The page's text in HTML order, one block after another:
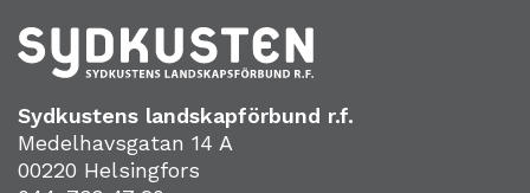
Sydkustens landskapförbund r.f.
Medelhavsgatan 14 A
00220 Helsingfors